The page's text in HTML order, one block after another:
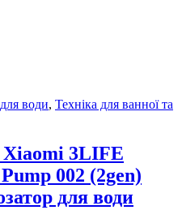
води, Техніка для ванної та
3LIFE
002 (2gen)
для води